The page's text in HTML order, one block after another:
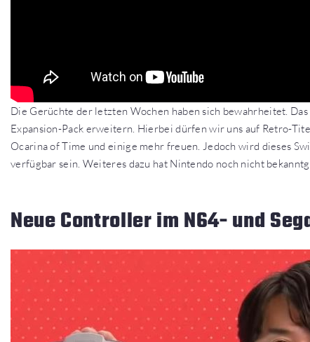
Die Gerüchte der letzten Wochen haben sich bewahrheitet.
Expansion-Pack erweitern. Hierbei dürfen wir uns auf Retro-
Ocarina of Time und einige mehr freuen. Jedoch wird dieses
verfügbar sein. Weiteres dazu hat Nintendo noch nicht
Neue Controller im N64- und